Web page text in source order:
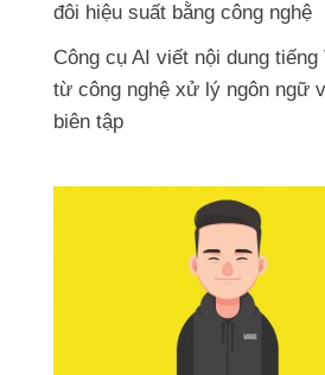
đôi hiệu suất bằng công nghệ
Công cụ AI viết nội dung
từ công nghệ xử lý ngôn ngữ
biên tập